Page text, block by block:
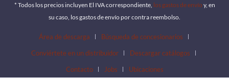
* Todos los precios incluyen El IVA correspondiente, los gastos de envío y, en
su caso, los gastos de envío por contra reembolso.
Área de descarga
Búsqueda de concesionarios
Conviértete en un distribuidor
Descargar catálogos
Contacto
Jobs Ubicaciones